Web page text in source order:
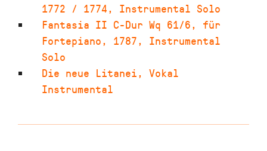
1772 / 1774, Instrumental Solo
Fantasia II C-Dur Wq 61/6, für
Fortepiano, 1787, Instrumental
Solo
Die neue Litanei, Vokal
Instrumental